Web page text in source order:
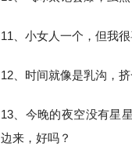
11、小女人一个，但我
12、时间就像是乳沟，
13、今晚的夜空没有星
边来，好吗？